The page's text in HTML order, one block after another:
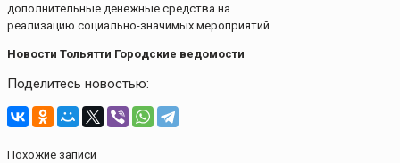
дополнительные денежные средства на
реализацию социально-значимых мероприятий.
Новости Тольятти Городские ведомости
Поделитесь новостью:
Похожие записи